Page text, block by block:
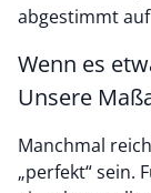
abgestimmt
Wenn es
Unsere
Manchmal
„perfekt“ sein.